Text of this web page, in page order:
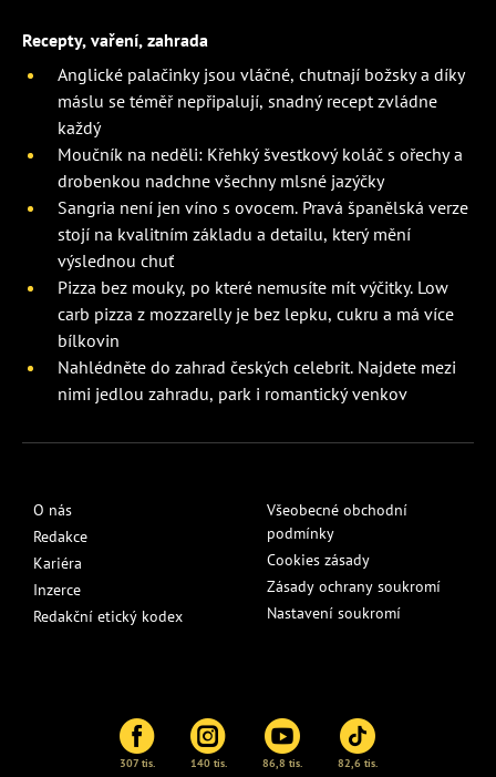
Recepty, vaření, zahrada
Anglické palačinky jsou vláčné, chutnají božsky a díky
máslu se téměř nepřipalují, snadný recept zvládne
každý
Moučník na neděli: Křehký švestkový koláč s ořechy a
drobenkou nadchne všechny mlsné jazýčky
Sangria není jen víno s ovocem. Pravá španělská verze
stojí na kvalitním základu a detailu, který mění
výslednou chuť
Pizza bez mouky, po které nemusíte mít výčitky. Low
carb pizza z mozzarelly je bez lepku, cukru a má více
bílkovin
Nahlédněte do zahrad českých celebrit. Najdete mezi
nimi jedlou zahradu, park i romantický venkov
O nás
Redakce
Kariéra
Inzerce
Redakční etický kodex
Všeobecné obchodní
podmínky
Cookies zásady
Zásady ochrany soukromí
Nastavení soukromí
307 tis. 140 tis. 86,8 tis. 82,6 tis.